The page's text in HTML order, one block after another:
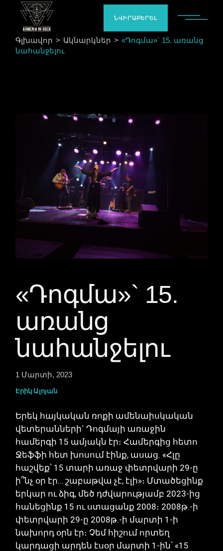
ՆՎԻՐԱԲԵՐԵԼ
Գլխավոր Ակնարկներ
«Դոգմա»` 15. առանց
նահանջելու
«Դոգմա»` 15.
առանց
նահանջելու
1 Մարտի, 2023
Էրիկ Ալոյան
Երեկ հայկական ռոքի ամենաիսկական
վետերանների` Դոգմայի առաջին
համերգի 15 ամյակն էր։ Համերգից հետո
Ջեֆֆի հետ խոսում էինք, ասաց. «Հլը
հաշվեք՝ 15 տարի առաջ փետրվարի 29-ը
ի՞նչ օր էր… շաբաթվա չէ, էլի»։ Մտածեցինք
երկար ու ձիգ, մեծ դժվարությամբ 2023-ից
հանեցինք 15 ու ստացանք 2008։ 2008թ.-ի
փետրվարի 29-ը 2008թ.-ի մարտի 1-ի
նախորդ օրն էր։ Չեմ հիշում որտեղ
կարդացի արդեն էսօր մարտի 1-ին՝ «15